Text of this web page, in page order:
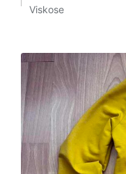
Posted
Viskose